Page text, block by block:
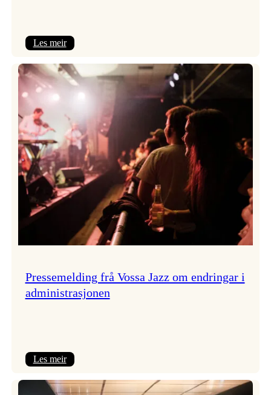
Les meir:
Jazz
søkjer
Pressemelding frå Vossa Jazz om endringar i
administrasjonen
Les meir:
frå